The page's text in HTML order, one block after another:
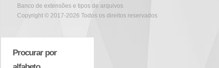
Banco de extensões e tipos de arquivos
Copyright © 2017-2026 Todos os direitos reservados
Procurar por